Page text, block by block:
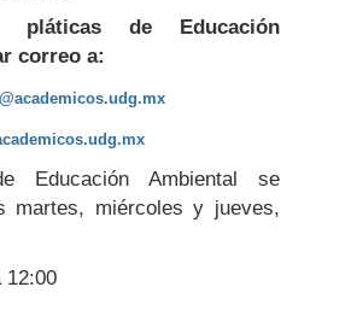
pláticas de Educación
correo a:
Educación Ambiental se
martes, miércoles y jueves,
12:00